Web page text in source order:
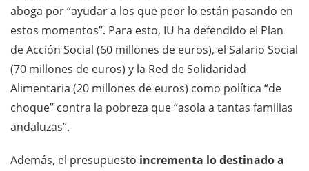
aboga por “ayudar a los que peor lo están pasando en
estos momentos”. Para esto, IU ha defendido el Plan
de Acción Social (60 millones de euros), el Salario Social
(70 millones de euros) y la Red de Solidaridad
Alimentaria (20 millones de euros) como política “de
choque” contra la pobreza que “asola a tantas familias
andaluzas”.
Además, el presupuesto incrementa lo destinado a